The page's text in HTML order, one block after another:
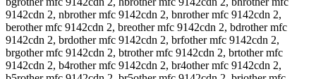
9142cdn 2, nbrother mfc 9142cdn 2, bnrother mfc 9142cdn 2,
berother mfc 9142cdn 2, breother mfc 9142cdn 2, bdrother mfc
9142cdn 2, brdother mfc 9142cdn 2, brfother mfc 9142cdn 2,
brgother mfc 9142cdn 2, btrother mfc 9142cdn 2, brtother mfc
9142cdn 2, b4rother mfc 9142cdn 2, br4other mfc 9142cdn 2,